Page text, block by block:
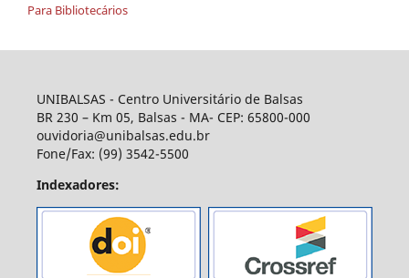
Para Bibliotecários
UNIBALSAS - Centro Universitário de Balsas
BR 230 – Km 05, Balsas - MA- CEP: 65800-000
ouvidoria@unibalsas.edu.br
Fone/Fax: (99) 3542-5500
Indexadores: